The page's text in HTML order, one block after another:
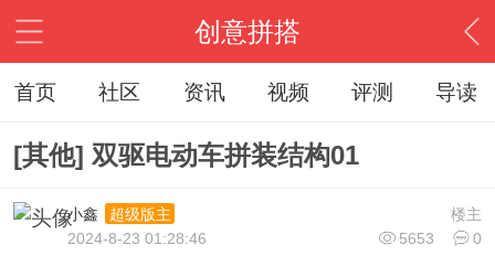
创意拼搭
首页 社区 资讯 视频 评测 导读
[其他] 双驱电动车拼装结构01
楼主
小鑫
超级版主
5653
0
2024-8-23 01:28:46